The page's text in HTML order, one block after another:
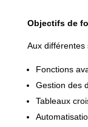
Objectifs de
Aux différentes
Fonctions
Gestion des
Tableaux